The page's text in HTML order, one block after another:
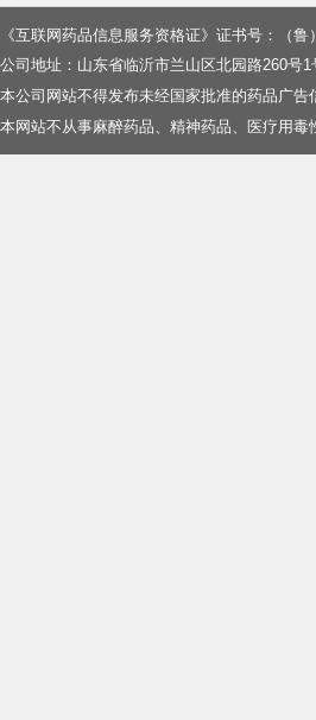
《互联网药品信息服务资格证》证书号：（鲁
公司地址：山东省临沂市兰山区北园路260号1
本公司网站不得发布未经国家批准的药品广告
本网站不从事麻醉药品、精神药品、医疗用